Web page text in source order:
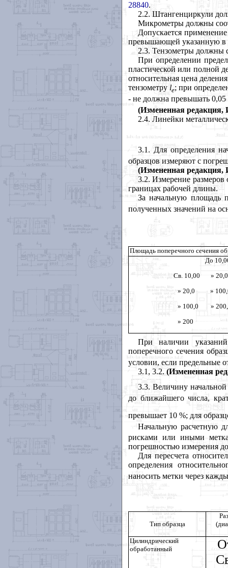
28840.
2.2. Штангенциркули
Микрометры должны
Допускается
превышающей указанную
2.3. Тензометры должны
При определении
пластической или полной
относительная цена
тензометру le; при
- не должна превышать 0,05
(Измененная
2.4. Линейки
3.1 . Для определения
образцов измеряют с
(Измененная
3.2. Измерение размеров
границах рабочей длины.
За начальную площадь
полученных значений на
Площадь поперечного сечения
До
Св. 10,00
»
» 20,0
»
» 100,0
»
» 200
При наличии
поперечного сечения
условии, если предельные
3.1 , 3.2.(Измененная
3.3. Величину
до ближайшего числа,
превышает 10 %; для
Начальную расчетную
рисками или иными
погрешностью измерения
Для пересчета
определения
наносить метки через
Тип образца
Цилиндрический
обработанный